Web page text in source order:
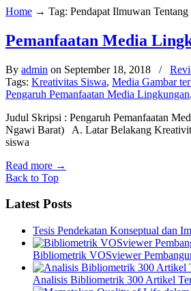
Home → Tag: Pendapat Ilmuwan
Pemanfaatan Media
By admin on September 18, 2018 /
Tags: Kreativitas Siswa, Media Gambar
Pengaruh Pemanfaatan Media Lingkungan,
Judul Skripsi : Pengaruh Pemanfaatan
Ngawi Barat) A. Latar Belakang
siswa
Read more →
Back to Top
Latest Posts
Tesis Pendekatan Konseptual dan
Bibliometrik VOSviewer
Analisis Bibliometrik 300 Artikel